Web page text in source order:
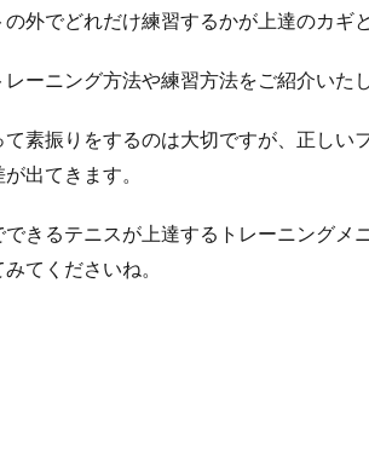
外でどれだけ練習するかが上達のカギ
ーニング方法や練習方法をご紹介いたし
て素振りをするのは大切ですが、正し
出てきます。
きるテニスが上達するトレーニングメ
てくださいね。